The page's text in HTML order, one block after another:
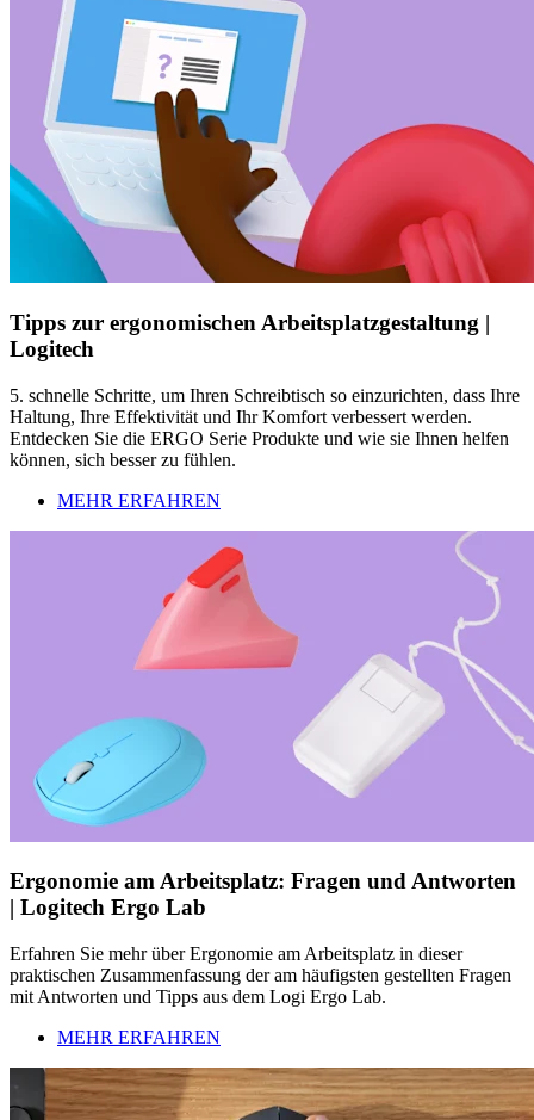
Tipps zur ergonomischen Arbeitsplatzgestaltung |
Logitech
5. schnelle Schritte, um Ihren Schreibtisch so einzurichten, dass Ihre
Haltung, Ihre Effektivität und Ihr Komfort verbessert werden.
Entdecken Sie die ERGO Serie Produkte und wie sie Ihnen helfen
können, sich besser zu fühlen.
MEHR ERFAHREN
Ergonomie am Arbeitsplatz: Fragen und Antworten
| Logitech Ergo Lab
Erfahren Sie mehr über Ergonomie am Arbeitsplatz in dieser
praktischen Zusammenfassung der am häufigsten gestellten Fragen
mit Antworten und Tipps aus dem Logi Ergo Lab.
MEHR ERFAHREN